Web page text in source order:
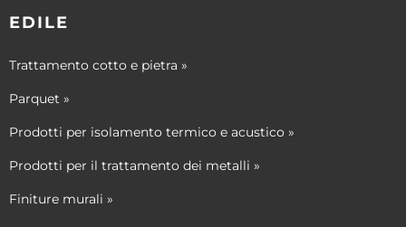
EDILE
Trattamento cotto e pietra »
Parquet »
Prodotti per isolamento termico e acustico »
Prodotti per il trattamento dei metalli »
Finiture murali »